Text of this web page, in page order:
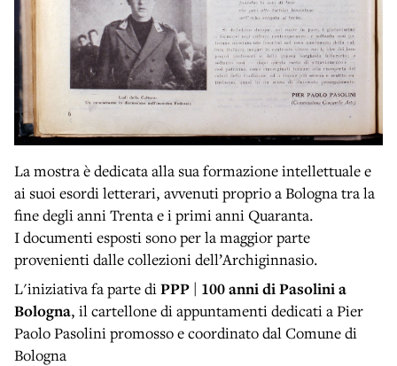
La mostra è dedicata alla sua formazione intellettuale e
ai suoi esordi letterari, avvenuti proprio a Bologna tra la
fine degli anni Trenta e i primi anni Quaranta.
I documenti esposti sono per la maggior parte
provenienti dalle collezioni dell’Archiginnasio.
L'iniziativa fa parte diPPP | 100 anni di Pasolini a
Bologna, il cartellone di appuntamenti dedicati a Pier
Paolo Pasolini promosso e coordinato dal Comune di
Bologna